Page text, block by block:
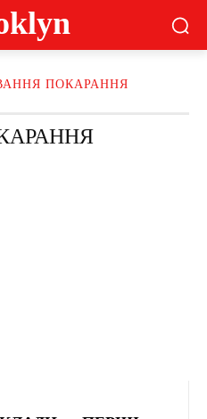
ПОКАРАННЯ